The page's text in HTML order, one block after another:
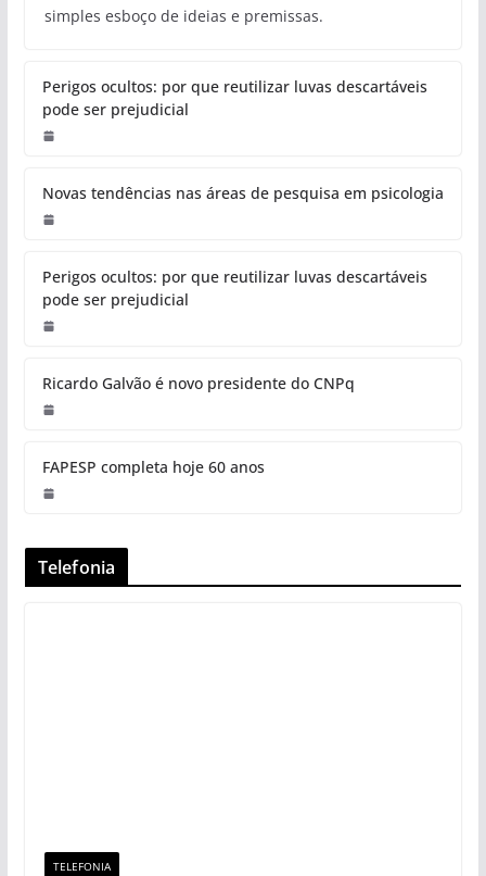
simples esboço de ideias e premissas.
Perigos ocultos: por que reutilizar luvas descartáveis
pode ser prejudicial
Novas tendências nas áreas de pesquisa em psicologia
Perigos ocultos: por que reutilizar luvas descartáveis
pode ser prejudicial
Ricardo Galvão é novo presidente do CNPq
FAPESP completa hoje 60 anos
Telefonia
TELEFONIA